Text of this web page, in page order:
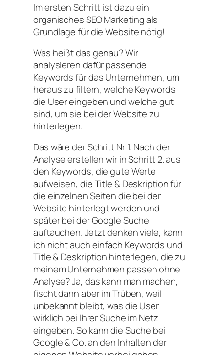
Im ersten Schritt ist dazu ein
organisches SEO Marketing als
Grundlage für die Website nötig!
Was heißt das genau? Wir
analysieren dafür passende
Keywords für das Unternehmen, um
heraus zu filtern, welche Keywords
die User eingeben und welche gut
sind, um sie bei der Website zu
hinterlegen.
Das wäre der Schritt Nr 1. Nach der
Analyse erstellen wir in Schritt 2. aus
den Keywords, die gute Werte
aufweisen, die Title & Deskription für
die einzelnen Seiten die bei der
Website hinterlegt werden und
später bei der Google Suche
auftauchen. Jetzt denken viele, kann
ich nicht auch einfach Keywords und
Title & Deskription hinterlegen, die zu
meinem Unternehmen passen ohne
Analyse? Ja, das kann man machen,
fischt dann aber im Trüben, weil
unbekannt bleibt, was die User
wirklich bei Ihrer Suche im Netz
eingeben. So kann die Suche bei
Google & Co. an den Inhalten der